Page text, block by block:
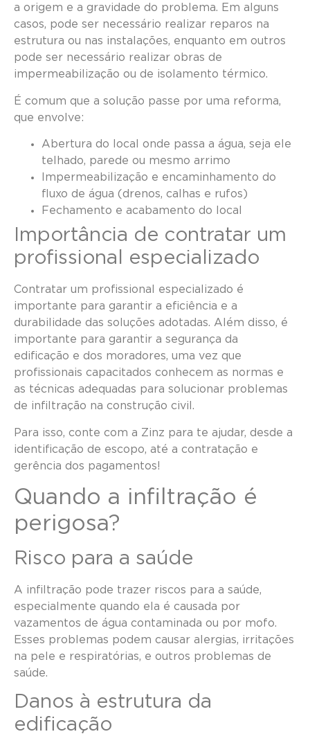
a origem e a gravidade do problema. Em alguns
casos, pode ser necessário realizar reparos na
estrutura ou nas instalações, enquanto em outros
pode ser necessário realizar obras de
impermeabilização ou de isolamento térmico.
É comum que a solução passe por uma reforma,
que envolve:
Abertura do local onde passa a água, seja ele
telhado, parede ou mesmo arrimo
Impermeabilização e encaminhamento do
fluxo de água (drenos, calhas e rufos)
Fechamento e acabamento do local
Importância de contratar um
profissional especializado
Contratar um profissional especializado é
importante para garantir a eficiência e a
durabilidade das soluções adotadas. Além disso, é
importante para garantir a segurança da
edificação e dos moradores, uma vez que
profissionais capacitados conhecem as normas e
as técnicas adequadas para solucionar problemas
de infiltração na construção civil.
Para isso, conte com a Zinz para te ajudar, desde a
identificação de escopo, até a contratação e
gerência dos pagamentos!
Quando a infiltração é
perigosa?
Risco para a saúde
A infiltração pode trazer riscos para a saúde,
especialmente quando ela é causada por
vazamentos de água contaminada ou por mofo.
Esses problemas podem causar alergias, irritações
na pele e respiratórias, e outros problemas de
saúde.
Danos à estrutura da
edificação